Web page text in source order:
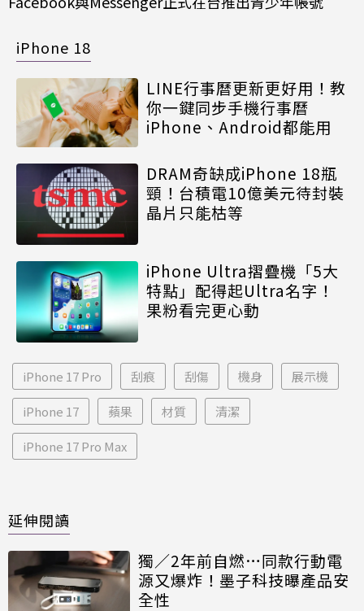
iPhone 18
LINE行事曆更新更好用！教
你一鍵同步手機行事曆
iPhone、Android都能用
DRAM奇缺成iPhone 18瓶
頸！台積電10億美元待封裝
晶片只能枯等
iPhone Ultra摺疊機「5大
特點」配得起Ultra名字！
果粉看完更心動
iPhone 17 Pro 刮痕 刮傷 機身 展示機
iPhone 17 蘋果 材質 清潔
iPhone 17 Pro Max
延伸閱讀
獨／2年前自燃…同款行動電
源又爆炸！墨子科技曝產品安
全性